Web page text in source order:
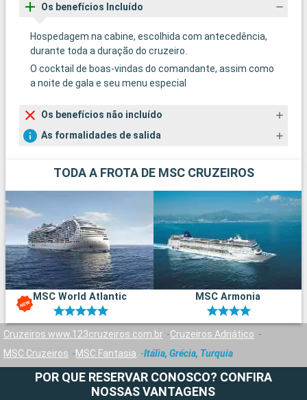
Os benefícios Incluído
Hospedagem na cabine, escolhida com antecedência,
durante toda a duração do cruzeiro.
O cocktail de boas-vindas do comandante, assim como
a noite de gala e seu menu especial
Os benefícios não incluído
As formalidades de salida
TODA A FROTA DE MSC CRUZEIROS
MSC World Atlantic MSC Armonia
Cruzeiros www.123cruzeiros.com.br
Cruzeiros Adriático
MSC Cruzeiros
MSC Fantasia Itália, Grécia, Turquia
POR QUE RESERVAR CONOSCO? CONFIRA
NOSSAS VANTAGENS